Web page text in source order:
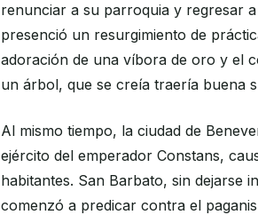
renunciar a su parroquia y regresar
presenció un resurgimiento de
adoración de una víbora de oro y el
un árbol, que se creía traería buena
Al mismo tiempo, la ciudad de
ejército del emperador Constans,
habitantes. San Barbato, sin dejarse
comenzó a predicar contra el